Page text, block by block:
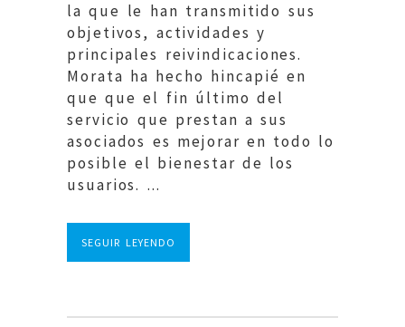
la que le han transmitido sus
objetivos, actividades y
principales reivindicaciones.
Morata ha hecho hincapié en
que que el fin último del
servicio que prestan a sus
asociados es mejorar en todo lo
posible el bienestar de los
usuarios. ...
SEGUIR LEYENDO